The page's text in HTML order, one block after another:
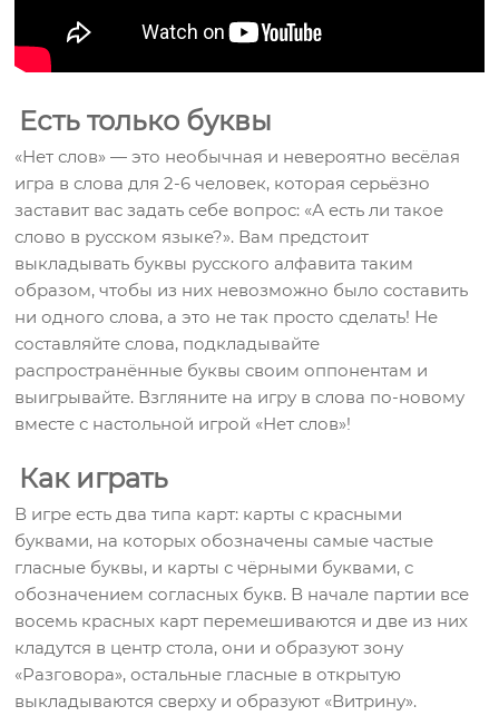
Есть только буквы
«Нет слов» — это необычная и невероятно весёлая
игра в слова для 2-6 человек, которая серьёзно
заставит вас задать себе вопрос: «А есть ли такое
слово в русском языке?». Вам предстоит
выкладывать буквы русского алфавита таким
образом, чтобы из них невозможно было составить
ни одного слова, а это не так просто сделать! Не
составляйте слова, подкладывайте
распространённые буквы своим оппонентам и
выигрывайте. Взгляните на игру в слова по-новому
вместе с настольной игрой «Нет слов»!
Как играть
В игре есть два типа карт: карты с красными
буквами, на которых обозначены самые частые
гласные буквы, и карты с чёрными буквами, с
обозначением согласных букв. В начале партии все
восемь красных карт перемешиваются и две из них
кладутся в центр стола, они и образуют зону
«Разговора», остальные гласные в открытую
выкладываются сверху и образуют «Витрину».